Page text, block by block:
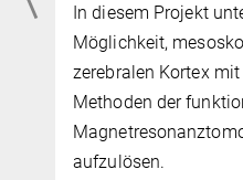
+49 341 9940-2448
trampel@...
Dr. Luke Edwards
Externer Gastwissenschaftler
ledwards@...
Bildverarbeitung
MR Physik
In vivo
kortikale
Gehirns bei